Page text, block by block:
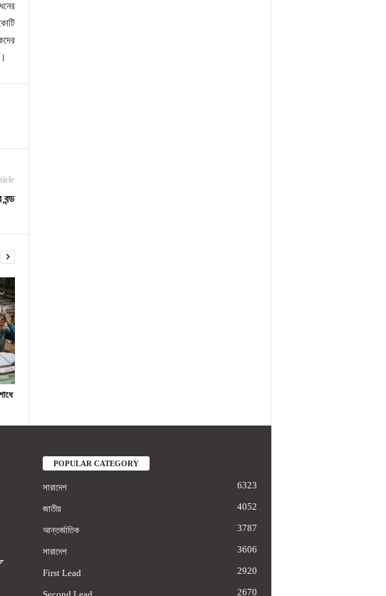
POPULAR CATEGORY
সারাদেশ 6323
জাতীয় 4052
আন্তর্জাতিক 3787
সারাদেশ 3606
First Lead 2920
2670